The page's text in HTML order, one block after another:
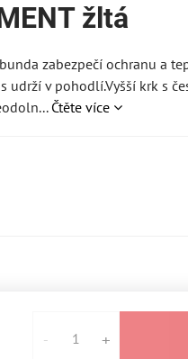
žltá
zabezpečí ochranu a
udrží v pohodlí.Vyšší krk s
Čtěte více